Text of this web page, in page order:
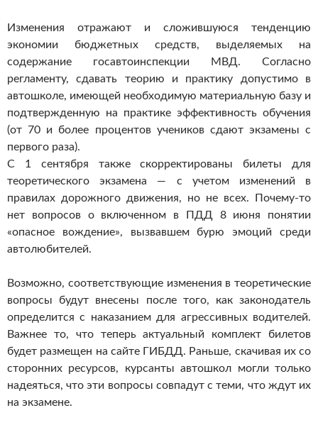
Изменения отражают и сложившуюся тенденцию
экономии бюджетных средств, выделяемых на
содержание госавтоинспекции МВД. Согласно
регламенту, сдавать теорию и практику допустимо в
автошколе, имеющей необходимую материальную базу и
подтвержденную на практике эффективность обучения
(от 70 и более процентов учеников сдают экзамены с
первого раза).
С 1 сентября также скорректированы билеты для
теоретического экзамена — с учетом изменений в
правилах дорожного движения, но не всех. Почему-то
нет вопросов о включенном в ПДД 8 июня понятии
«опасное вождение», вызвавшем бурю эмоций среди
автолюбителей.
Возможно, соответствующие изменения в теоретические
вопросы будут внесены после того, как законодатель
определится с наказанием для агрессивных водителей.
Важнее то, что теперь актуальный комплект билетов
будет размещен на сайте ГИБДД. Раньше, скачивая их со
сторонних ресурсов, курсанты автошкол могли только
надеяться, что эти вопросы совпадут с теми, что ждут их
на экзамене.